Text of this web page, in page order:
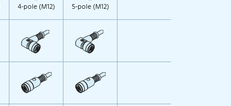
4-pole (M12) 5-pole (M12)